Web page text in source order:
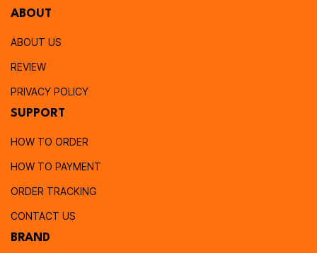
ABOUT
ABOUT US
REVIEW
PRIVACY POLICY
SUPPORT
HOW TO ORDER
HOW TO PAYMENT
ORDER TRACKING
CONTACT US
BRAND